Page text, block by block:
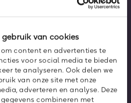
van cookies
content en advertenties te
voor social media te bieden
te analyseren. Ook delen we
van onze site met onze
adverteren en analyse. Deze
combineren met